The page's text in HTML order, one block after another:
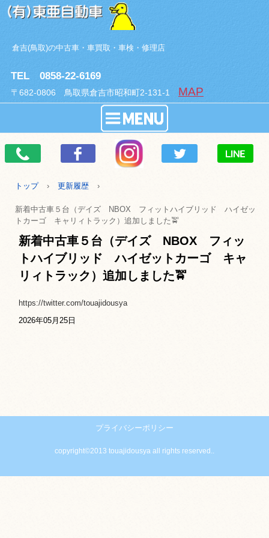
倉吉(鳥取)の中古車・車買取・車検・修理店
TEL 0858-22-6169
〒682-0806 鳥取県倉吉市昭和町2-131-1 MAP
トップ › 更新履歴 ›
新着中古車５台（デイズ NBOX フィットハイブリッド ハイゼッ
トカーゴ キャリィトラック）追加しました🚖
新着中古車５台（デイズ NBOX フィッ
トハイブリッド ハイゼットカーゴ キャ
リィトラック）追加しました🚖
https://twitter.com/touajidousya
2026年05月25日
プライバシーポリシー
copyright©2013 touajidousya all rights reserved..